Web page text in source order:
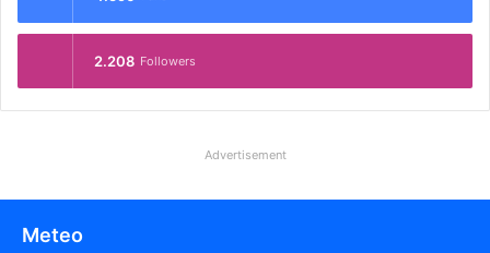
2.208 Followers
Advertisement
Meteo